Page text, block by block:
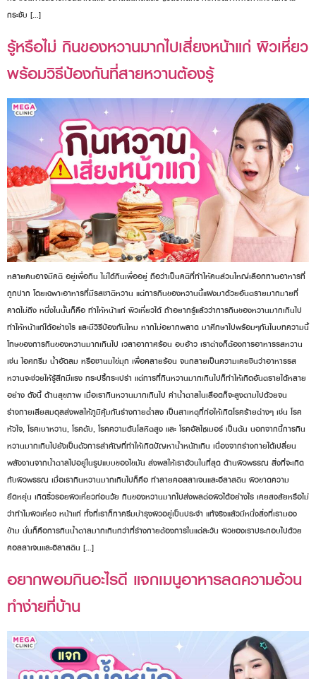
กระชับ […]
รู้หรือไม่ กินของหวานมากไปเสี่ยงหน้าแก่ ผิวเหี่ยว
พร้อมวิธีป้องกันที่สายหวานต้องรู้
หลายคนอาจมีคติ อยู่เพื่อกิน ไม่ได้กินเพื่ออยู่ ถือว่าเป็นคติที่ทำให้คนส่วนใหญ่เลือกทานอาหารที่
ถูกปาก โดยเฉพาะอาหารที่มีรสชาติหวาน แต่การกินของหวานนี้แฝงมาด้วยอันตรายมากมายที่
คาดไม่ถึง หนึ่งในนั้นก็คือ ทำให้หน้าแก่ ผิวเหี่ยวได้ ถ้าอยากรู้แล้วว่าการกินของหวานมากเกินไป
ทำให้หน้าแก่ได้อย่างไร และมีวิธีป้องกันไหม หากไม่อยากพลาด มาศึกษาไปพร้อมๆกันในบทความนี้
โทษของการกินของหวานมากเกินไป เวลาอากาศร้อน อบอ้าว เราต่างก็ต้องการอาหารรสหวาน
เช่น ไอศกรีม น้ำอัดลม หรือชานมไข่มุก เพื่อคลายร้อน จนกลายเป็นความเคยชินว่าอาหารรส
หวานจะช่วยให้รู้สึกมีแรง กระปรี้กระเปร่า แต่การที่กินหวานมากเกินไปก็ทำให้เกิดอันตรายได้หลาย
อย่าง ดังนี้ ด้านสุขภาพ เมื่อเรากินหวานมากเกินไป ค่าน้ำตาลในเลือดก็จะสูงตามไปด้วยจน
ร่างกายเสียสมดุลส่งผลให้ภูมิคุ้มกันร่างกายต่ำลง เป็นสาเหตุที่ก่อให้เกิดโรคร้ายต่างๆ เช่น โรค
หัวใจ, โรคเบาหวาน, โรคตับ, โรคความดันโลหิตสูง และ โรคอัลไซเมอร์ เป็นต้น นอกจากนี้การกิน
หวานมากเกินไปยังเป็นตัวการสำคัญที่ทำให้เกิดปัญหาน้ำหนักเกิน เนื่องจากร่างกายได้เปลี่ยน
พลังงานจากน้ำตาลไปอยู่ในรูปแบบของไขมัน ส่งผลให้เราอ้วนในที่สุด ด้านผิวพรรณ สิ่งที่จะเกิด
กับผิวพรรณ เมื่อเรากินหวานมากเกินไปก็คือ ทำลายคอลลาเจนและอีลาสติน ผิวขาดความ
ยืดหยุ่น เกิดริ้วรอยผิวเหี่ยวก่อนวัย กินของหวานมากไปส่งผลต่อผิวได้อย่างไร เคยสงสัยหรือไม่
ว่าทำไมผิวเหี่ยว หน้าแก่ ทั้งที่เราก็ทาครีมบำรุงผิวอยู่เป็นประจำ แท้จริงแล้วมีหนึ่งสิ่งที่เรามอง
ข้าม นั่นก็คือการกินน้ำตาลมากเกินกว่าที่ร่างกายต้องการในแต่ละวัน ผิวของเราประกอบไปด้วย
คอลลาเจนและอิลาสติน […]
อยากผอมกินอะไรดี แจกเมนูอาหารลดความอ้วน
ทำง่ายที่บ้าน